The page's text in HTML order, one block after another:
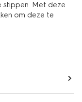
stippen. Met deze
om deze te